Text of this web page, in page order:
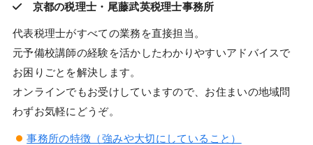
京都の税理士・尾藤武英税理士事務所
代表税理士がすべての業務を直接担当。
元予備校講師の経験を活かしたわかりやすいアドバイスで
お困りごとを解決します。
オンラインでもお受けしていますので、お住まいの地域問
わずお気軽にどうぞ。
事務所の特徴（強みや大切にしていること）